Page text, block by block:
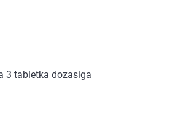
3 tabletka dozasiga